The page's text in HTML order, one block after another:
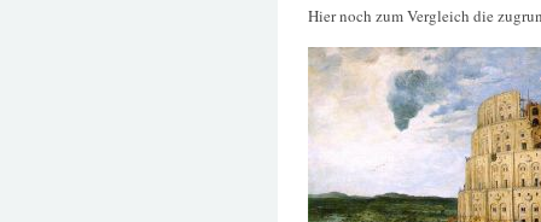
Hier noch zum Vergleich die